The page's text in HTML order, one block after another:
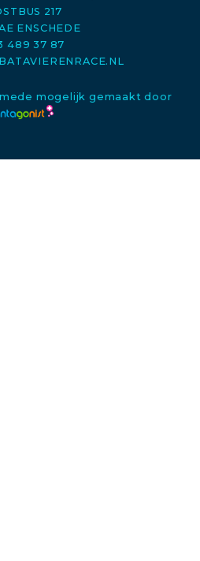
217
ENSCHEDE
489 37 87
mogelijk gemaakt door